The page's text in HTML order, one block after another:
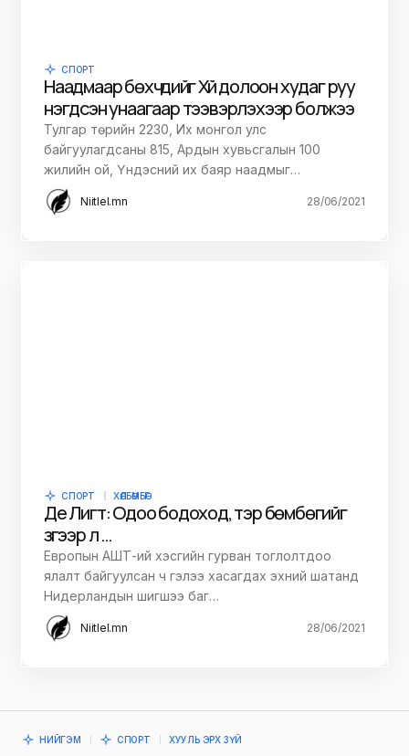
СПОРТ
Наадмаар бөхчүүдийг Хүй долоон худаг руу
нэгдсэн унаагаар тээвэрлэхээр болжээ
Тулгар төрийн 2230, Их монгол улс
байгуулагдсаны 815, Ардын хувьсгалын 100
жилийн ой, Үндэсний их баяр наадмыг…
Niitlel.mn 28/06/2021
СПОРТ ХӨЛБӨМБӨГ
Де Лигт: Одоо бодоход, тэр бөмбөгийг
зүгээр л …
Европын АШТ-ий хэсгийн гурван тоглолтдоо
ялалт байгуулсан ч гэлээ хасагдах эхний шатанд
Нидерландын шигшээ баг…
Niitlel.mn 28/06/2021
НИЙГЭМ СПОРТ ХУУЛЬ ЭРХ ЗҮЙ